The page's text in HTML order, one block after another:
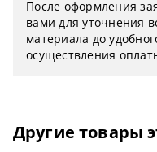
После оформления
вами для уточнения
материала до
осуществления
Другие товары